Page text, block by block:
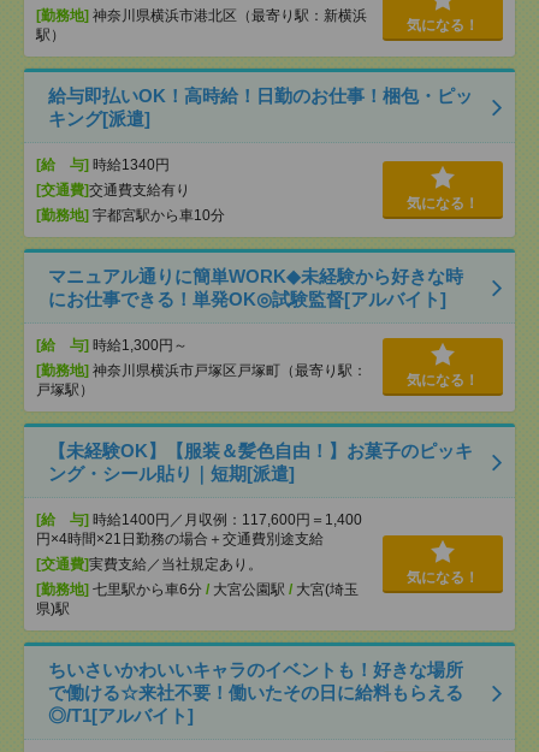
[勤務地] 神奈川県横浜市港北区（最寄り駅：新横浜
駅）
気になる！
給与即払いOK！高時給！日勤のお仕事！梱包・ピッ
キング[派遣]
[給 与] 時給1340円
[交通費]交通費支給有り
[勤務地] 宇都宮駅から車10分
気になる！
マニュアル通りに簡単WORK◆未経験から好きな時
にお仕事できる！単発OK◎試験監督[アルバイト]
[給 与] 時給1,300円～
[勤務地] 神奈川県横浜市戸塚区戸塚町（最寄り駅：
戸塚駅）
気になる！
【未経験OK】【服装＆髪色自由！】お菓子のピッキ
ング・シール貼り｜短期[派遣]
[給 与] 時給1400円／月収例：117,600円＝1,400
円×4時間×21日勤務の場合＋交通費別途支給
[交通費]実費支給／当社規定あり。
[勤務地] 七里駅から車6分 / 大宮公園駅 / 大宮(埼玉
県)駅
気になる！
ちいさいかわいいキャラのイベントも！好きな場所
で働ける☆来社不要！働いたその日に給料もらえる
◎/T1[アルバイト]